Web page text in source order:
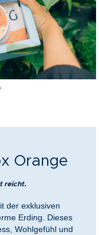
Orange
reicht.
der exklusiven
Erding. Dieses
Wohlgefühl und